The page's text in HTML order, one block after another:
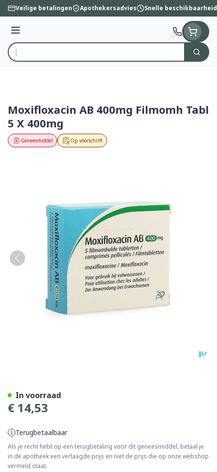
Ga naar de inhoud
Veilige betalingen Apothekersadvies Snelle beschikbaarheid
Menu
Product, merk, categorie...
Zoek
Moxifloxacin AB 400mg Filmomh Tabl
5 X 400mg
Op voorschrift
Geneesmiddel
€ 14,53
Terugbetaalbaar
Als je recht hebt op een terugbetaling voor dit geneesmiddel, betaal je
in de apotheek een verlaagde prijs en niet de prijs die op onze webshop
vermeld staat.
In voorraad